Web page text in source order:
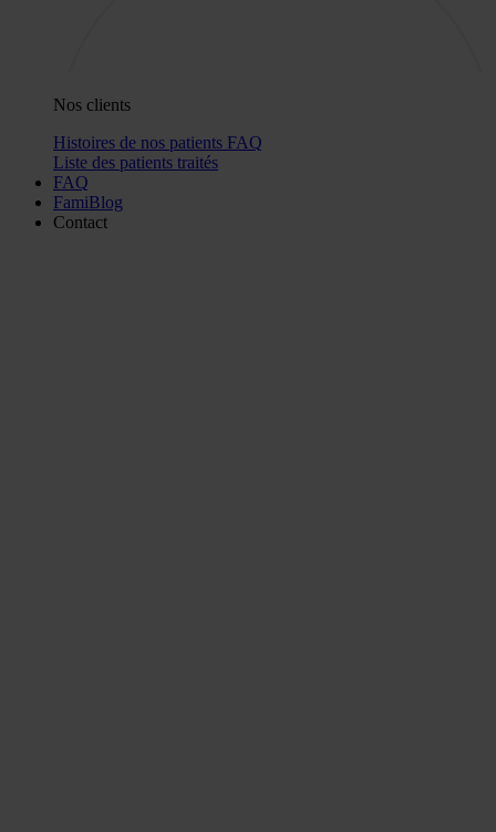
Nos clients
Histoires de nos patients FAQ
Liste des patients traités
FAQ
FamiBlog
Contact